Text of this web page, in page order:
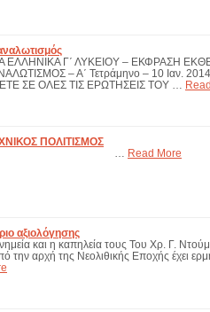
ΕΛΛΗΝΙΚΑ Γ΄ ΛΥΚΕΙΟΥ – ΕΚΦΡΑΣΗ
– Α΄ Τετράμηνο – 10 Ιαν.
ΣΕ ΟΛΕΣ ΤΙΣ ΕΡΩΤΗΣΕΙΣ ΤΟΥ …
ΠΟΛΙΤΙΣΜΟΣ
…
Read More
αξιολόγησης
και η καπηλεία τους Του Χρ. Γ.
αρχή της Νεολιθικής Εποχής έχει